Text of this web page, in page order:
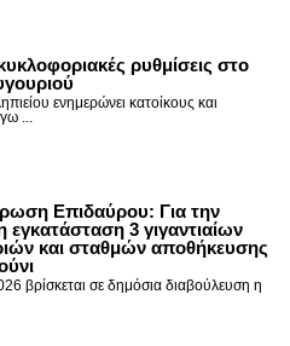
ρυθμίσεις στο
ενημερώνει κατοίκους και
...
Επιδαύρου: Για την
3 γιγαντιαίων
και σταθμών αποθήκευσης
βρίσκεται σε δημόσια διαβούλευση η